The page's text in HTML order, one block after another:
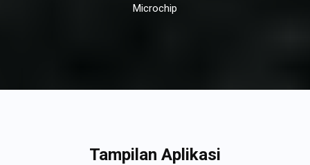
Microchip
Tampilan Aplikasi